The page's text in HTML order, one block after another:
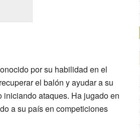
por su habilidad en el
el balón y ayudar a su
iniciando ataques. Ha jugado en
a su país en competiciones